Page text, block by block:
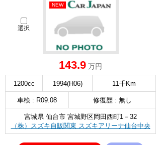
選択
NEW
143.9 万円
1200cc 1994(H06) 11千Km
車検 : R09.08 修復歴 : 無し
宮城県 仙台市 宮城野区岡田西町1－32
（株）スズキ自販関東 スズキアリーナ仙台中央